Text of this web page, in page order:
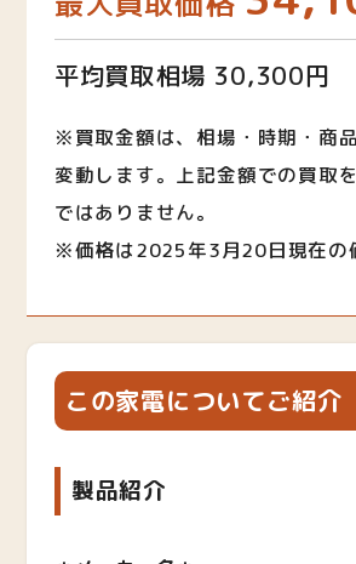
平均買取相場 30,300円
※買取金額は、相場・時期・商
変動します。上記金額での買取
ではありません。
※価格は2025年3月20日現在の
この家電についてご紹介
製品紹介